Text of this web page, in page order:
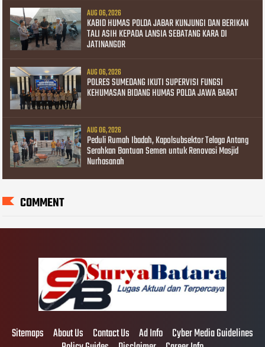
AUG 06, 2026
KABID HUMAS POLDA JABAR KUNJUNGI DAN BERIKAN
TALI ASIH KEPADA LANSIA SEBATANG KARA DI
JATINANGOR
AUG 06, 2026
POLRES SUMEDANG IKUTI SUPERVISI FUNGSI
KEHUMASAN BIDANG HUMAS POLDA JAWA BARAT
AUG 06, 2026
Peduli Rumah Ibadah, Kapolsubsektor Telaga Antang
Serahkan Bantuan Semen untuk Renovasi Masjid
Nurhasanah
COMMENT
Sitemaps About Us Contact Us Ad Info Cyber Media Guidelines